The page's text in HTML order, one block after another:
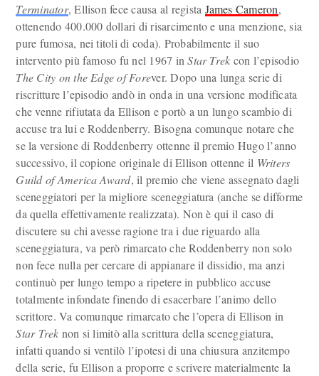
Terminator, Ellison fece causa al regista James Cameron,
ottenendo 400.000 dollari di risarcimento e una menzione, sia
pure fumosa, nei titoli di coda). Probabilmente il suo
intervento più famoso fu nel 1967 inStar Trek con l’episodio
The City on the Edge of Forever. Dopo una lunga serie di
riscritture l’episodio andò in onda in una versione modificata
che venne rifiutata da Ellison e portò a un lungo scambio di
accuse tra lui e Roddenberry. Bisogna comunque notare che
se la versione di Roddenberry ottenne il premio Hugo l’anno
successivo, il copione originale di Ellison ottenne il Writers
Guild of America Award, il premio che viene assegnato dagli
sceneggiatori per la migliore sceneggiatura (anche se difforme
da quella effettivamente realizzata). Non è qui il caso di
discutere su chi avesse ragione tra i due riguardo alla
sceneggiatura, va però rimarcato che Roddenberry non solo
non fece nulla per cercare di appianare il dissidio, ma anzi
continuò per lungo tempo a ripetere in pubblico accuse
totalmente infondate finendo di esacerbare l’animo dello
scrittore. Va comunque rimarcato che l’opera di Ellison in
Star Trek non si limitò alla scrittura della sceneggiatura,
infatti quando si ventilò l’ipotesi di una chiusura anzitempo
della serie, fu Ellison a proporre e scrivere materialmente la